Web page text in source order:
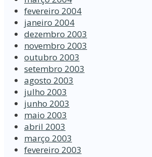
fevereiro 2004
janeiro 2004
dezembro 2003
novembro 2003
outubro 2003
setembro 2003
agosto 2003
julho 2003
junho 2003
maio 2003
abril 2003
março 2003
fevereiro 2003